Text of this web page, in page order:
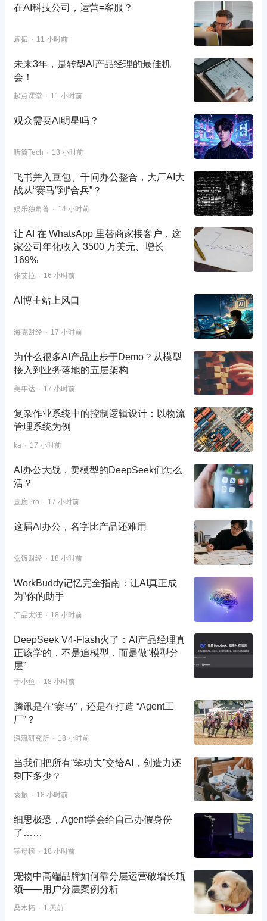
在AI科技公司，运营=客服？
袁振 11 小时前
未来3年，是转型AI产品经理的最佳机
会！
起点课堂 11 小时前
观众需要AI明星吗？
听筒Tech 13 小时前
飞书并入豆包、千问办公整合，大厂AI大
战从“赛马”到“合兵”？
娱乐独角兽 14 小时前
让 AI 在 WhatsApp 里替商家接客户，这
家公司年化收入 3500 万美元、增长
169%
张艾拉 16 小时前
AI博主站上风口
海克财经 17 小时前
为什么很多AI产品止步于Demo？从模型
接入到业务落地的五层架构
美年达 17 小时前
复杂作业系统中的控制逻辑设计：以物流
管理系统为例
ka 17 小时前
AI办公大战，卖模型的DeepSeek们怎么
活？
壹度Pro 17 小时前
这届AI办公，名字比产品还难用
盒饭财经 18 小时前
WorkBuddy记忆完全指南：让AI真正成
为”你的助手
产品大汪 18 小时前
DeepSeek V4-Flash火了：AI产品经理真
正该学的，不是追模型，而是做“模型分
层”
于小鱼 18 小时前
腾讯是在“赛马”，还是在打造 “Agent工
厂”？
深流研究所 18 小时前
当我们把所有“笨功夫”交给AI，创造力还
剩下多少？
袁振 18 小时前
细思极恐，Agent学会给自己办假身份
了……
字母榜 18 小时前
宠物中高端品牌如何靠分层运营破增长瓶
颈——用户分层案例分析
桑木拓 1 天前